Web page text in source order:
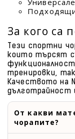
За кого са
Тези спортни
които търсят
тренировки,
Качеството на
дълготрайност
От какви
чорапите?